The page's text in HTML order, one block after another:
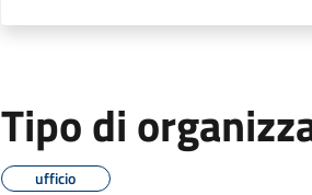
Tipo di
ufficio